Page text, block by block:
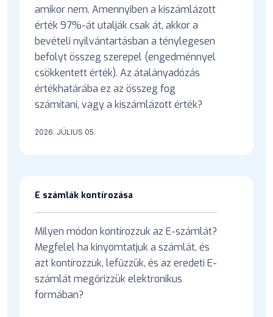
amikor nem. Amennyiben a kiszámlázott
érték 97%-át utalják csak át, akkor a
bevételi nyilvántartásban a ténylegesen
befolyt összeg szerepel (engedménnyel
csökkentett érték). Az átalányadózás
értékhatárába ez az összeg fog
számítani, vagy a kiszámlázott érték?
2026. JÚLIUS 05.
E számlák kontírozása
Milyen módon kontírozzuk az E-számlát?
Megfelel ha kinyomtatjuk a számlát, és
azt kontírozzuk, lefűzzük, és az eredeti E-
számlát megőrizzük elektronikus
formában?